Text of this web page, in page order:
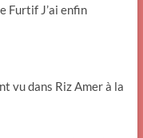
Furtif J’ai enfin
vu dans Riz Amer à la